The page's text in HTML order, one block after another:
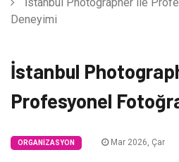
Deneyimi
İstanbul
Profesyonel
ORGANIZASYON Mar 2026, Çar